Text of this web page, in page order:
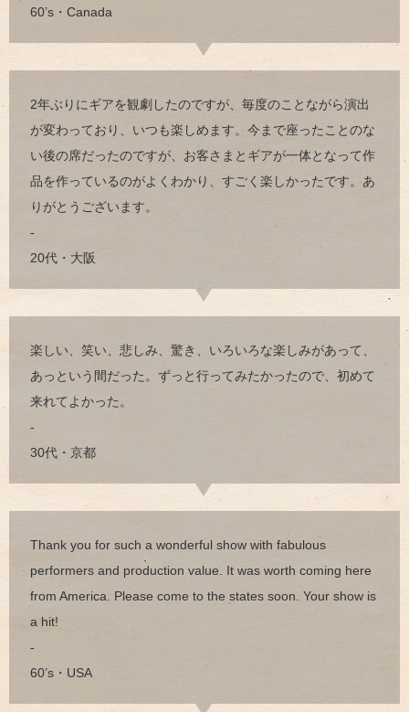
60’s・Canada
2年ぶりにギアを観劇したのですが、毎度のことながら演出
が変わっており、いつも楽しめます。今まで座ったことのな
い後の席だったのですが、お客さまとギアが一体となって作
品を作っているのがよくわかり、すごく楽しかったです。あ
りがとうございます。
-
20代・大阪
楽しい、笑い、悲しみ、驚き、いろいろな楽しみがあって、
あっという間だった。ずっと行ってみたかったので、初めて
来れてよかった。
-
30代・京都
Thank you for such a wonderful show with fabulous
performers and production value. It was worth coming here
from America. Please come to the states soon. Your show is
a hit!
-
60’s・USA